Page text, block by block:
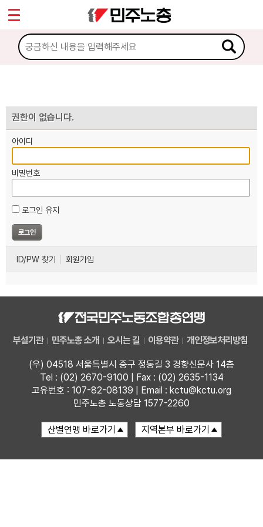
권한이 없습니다.
아이디
비밀번호
로그인 유지
ID/PW 찾기 회원가입
부설기관 민주노총 소개 오시는 길 이용약관 개인정보처리방침
(우) 04518 서울특별시 중구 정동길 3 경향신문사 14층
Tel : (02) 2670-9100 | Fax : (02) 2635-1134
고유번호 : 107-82-08139 | Email : kctu@kctu.org
민주노총 노동상담 1577-2260
마이페이지
소개
노동상담
자료
부설기관
업무